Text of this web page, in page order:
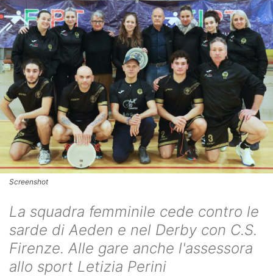
Screenshot
La squadra femminile cede contro le
sarde di Aeden e nel Derby con C.S.
Firenze. Alle gare anche l'assessora
allo sport Letizia Perini